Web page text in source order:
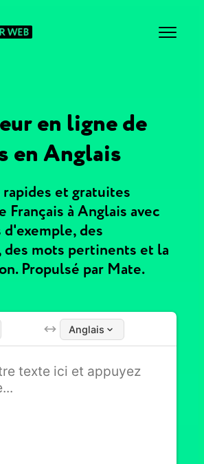
en ligne de
en Anglais
et gratuites
Français à Anglais avec
d'exemple, des
des mots pertinents et la
Propulsé par Mate.
Anglais